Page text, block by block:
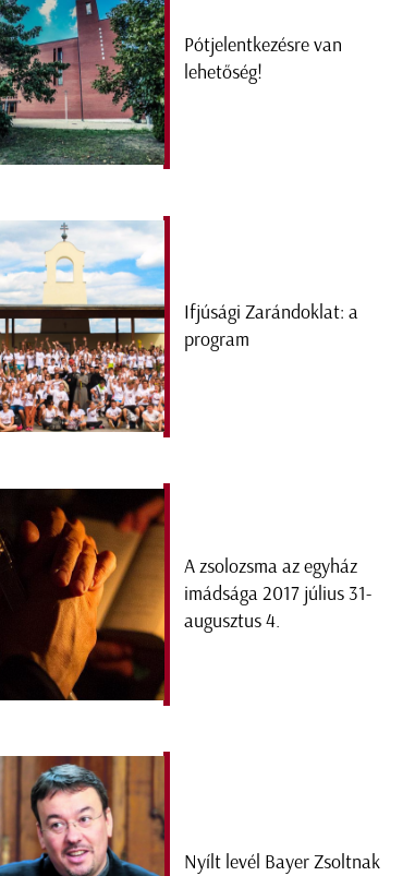
Pótjelentkezésre van
lehetőség!
Ifjúsági Zarándoklat: a
program
A zsolozsma az egyház
imádsága 2017 július 31-
augusztus 4.
Nyílt levél Bayer Zsoltnak